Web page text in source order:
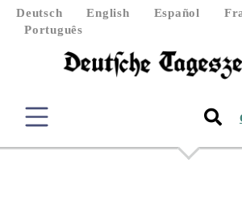
Deutsch English Español
Português